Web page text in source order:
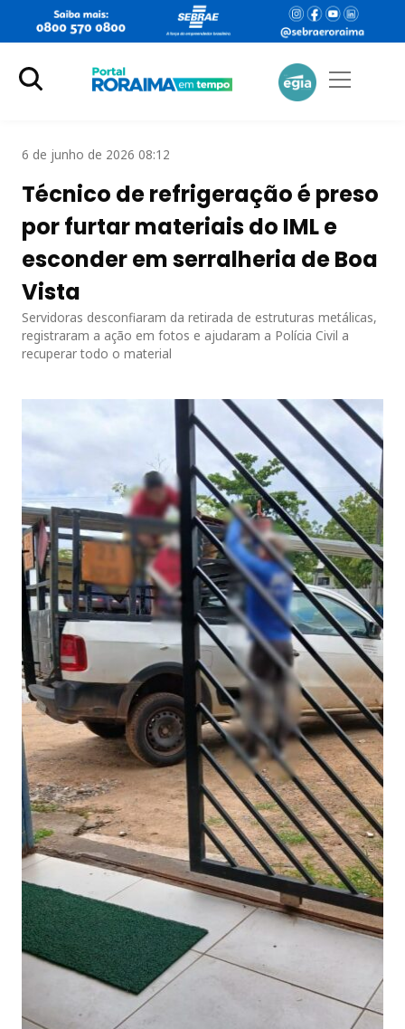
6 de junho de 2026 08:12
Técnico de refrigeração é preso
por furtar materiais do IML e
esconder em serralheria de Boa
Vista
Servidoras desconfiaram da retirada de estruturas metálicas,
registraram a ação em fotos e ajudaram a Polícia Civil a
recuperar todo o material